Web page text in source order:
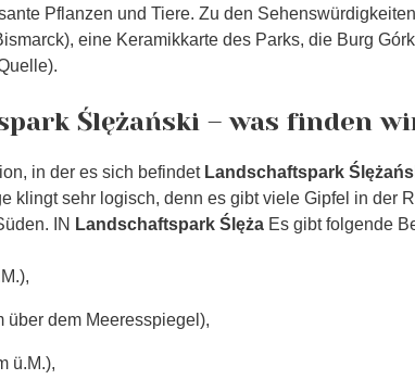
Pflanzen und Tiere. Zu den
eine Keramikkarte des Parks, die Burg
Ślężański – was finden
in der es sich befindet Landschaftspark
klingt sehr logisch, denn es gibt viele Gipfel in der
IN Landschaftspark Ślęża Es gibt folgende
über dem Meeresspiegel),
ü.M.),